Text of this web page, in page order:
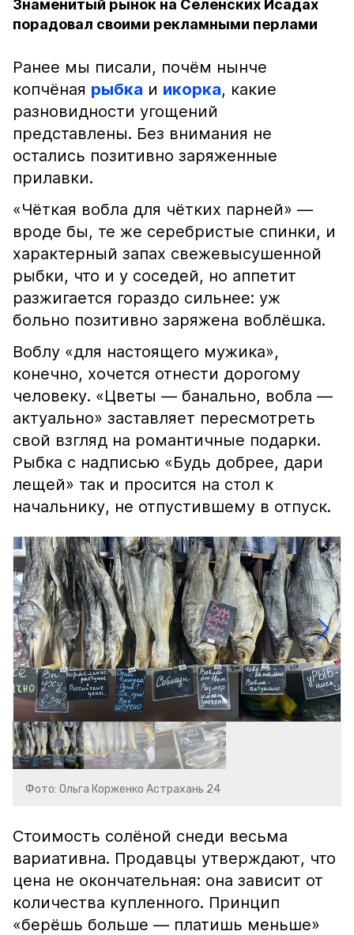
Знаменитый рынок на Селенских Исадах
порадовал своими рекламными перлами
Ранее мы писали, почём нынче
копчёная рыбка и икорка, какие
разновидности угощений
представлены. Без внимания не
остались позитивно заряженные
прилавки.
«Чёткая вобла для чётких парней» —
вроде бы, те же серебристые спинки, и
характерный запах свежевысушенной
рыбки, что и у соседей, но аппетит
разжигается гораздо сильнее: уж
больно позитивно заряжена воблёшка.
Воблу «для настоящего мужика»,
конечно, хочется отнести дорогому
человеку. «Цветы — банально, вобла —
актуально» заставляет пересмотреть
свой взгляд на романтичные подарки.
Рыбка с надписью «Будь добрее, дари
лещей» так и просится на стол к
начальнику, не отпустившему в отпуск.
Фото: Ольга Корженко Астрахань 24
Стоимость солёной снеди весьма
вариативна. Продавцы утверждают, что
цена не окончательная: она зависит от
количества купленного. Принцип
«берёшь больше — платишь меньше»